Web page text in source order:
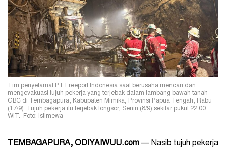
Tim penyelamat PT Freeport Indonesia saat berusaha mencari dan
mengevakuasi tujuh pekerja yang terjebak dalam tambang bawah tanah
GBC di Tembagapura, Kabupaten Mimika, Provinsi Papua Tengah, Rabu
(17/9). Tujuh pekerja itu terjebak longsor, Senin (8/9) sekitar pukul 22.00
WIT. Foto: Istimewa
TEMBAGAPURA, ODIYAIWUU.com — Nasib tujuh pekerja